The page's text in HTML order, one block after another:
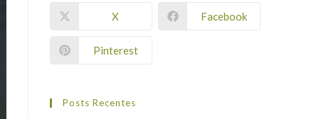
X Facebook
Pinterest
Posts Recentes